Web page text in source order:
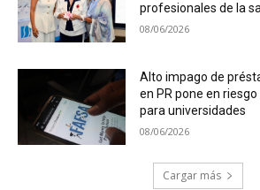
profesionales de la
08/06/2026
Alto impago de
en PR pone en
para universidades
08/06/2026
Cargar más